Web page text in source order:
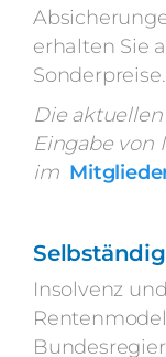
erhalten Sie
Sonderpreise.
Die
Eingabe von
im
Insolvenz